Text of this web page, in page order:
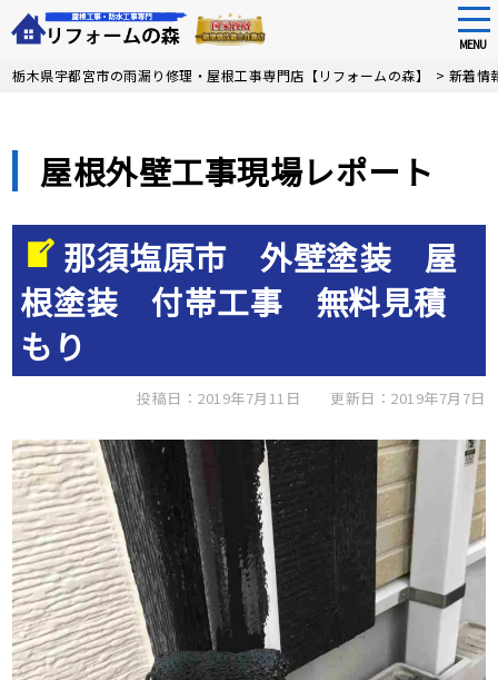
Skip
MENU
栃木県宇都宮市の雨漏り修理・屋根工事専門店【リフォームの森】 > 新着情
屋根外壁工事現場レポート
那須塩原市 外壁塗装 屋
根塗装 付帯工事 無料見積
もり
投稿日：2019年7月11日 更新日：2019年7月7日